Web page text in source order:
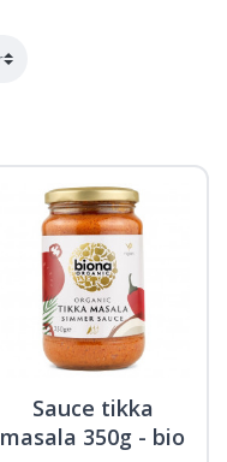
Sauce tikka
masala 350g - bio